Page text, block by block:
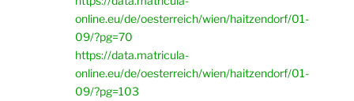
online.eu/de/oesterreich/wien/haitzendorf/01-
09/?pg=70
https://data.matricula-
online.eu/de/oesterreich/wien/haitzendorf/01-
09/?pg=103